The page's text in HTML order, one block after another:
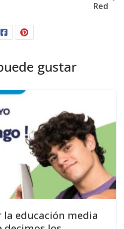
Red
gustar
la educación media